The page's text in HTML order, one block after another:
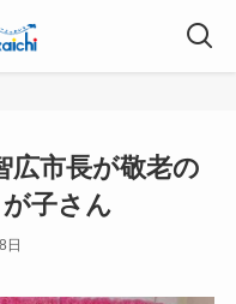
広市長が敬老の
子さん
日